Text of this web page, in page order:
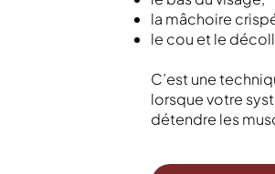
la mâchoire
le cou et le
C’est une
lorsque votre
détendre les